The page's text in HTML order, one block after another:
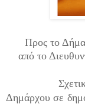
Προς το
από το
Σχετικά με
Δημάρχου σε